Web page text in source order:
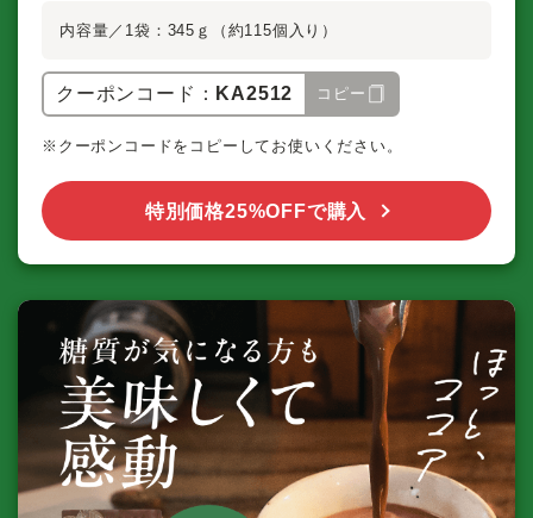
内容量／1袋：345ｇ（約115個入り）
クーポンコード： KA2512 コピー
※クーポンコードをコピーしてお使いください。
特別価格25%OFFで購入